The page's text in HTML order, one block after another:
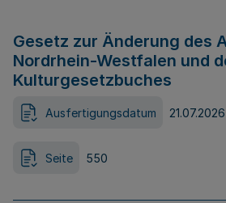
Gesetz zur Änderung des
Nordrhein-Westfalen und
Kulturgesetzbuches
Ausfertigungsdatum 21.07.2026
Seite 550